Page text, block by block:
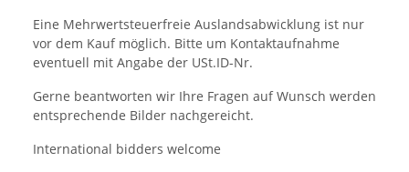
Eine Mehrwertsteuerfreie Auslandsabwicklung ist nur
vor dem Kauf möglich. Bitte um Kontaktaufnahme
eventuell mit Angabe der USt.ID-Nr.
Gerne beantworten wir Ihre Fragen auf Wunsch werden
entsprechende Bilder nachgereicht.
International bidders welcome